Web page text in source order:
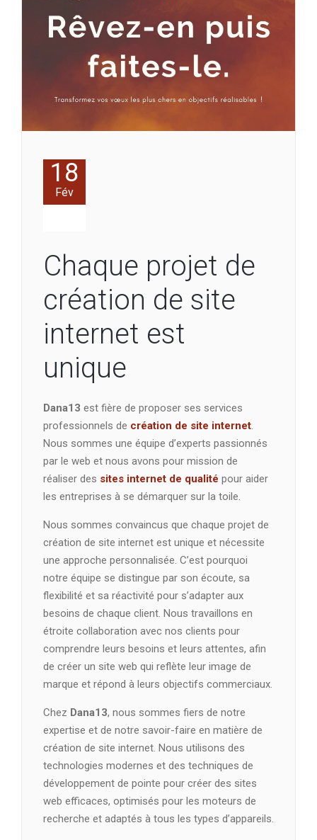
18
Fév
Chaque projet de
création de site
internet est
unique
Dana13 est fière de proposer ses services
professionnels de création de site internet.
Nous sommes une équipe d’experts passionnés
par le web et nous avons pour mission de
réaliser des sites internet de qualité pour aider
les entreprises à se démarquer sur la toile.
Nous sommes convaincus que chaque projet de
création de site internet est unique et nécessite
une approche personnalisée. C’est pourquoi
notre équipe se distingue par son écoute, sa
flexibilité et sa réactivité pour s’adapter aux
besoins de chaque client. Nous travaillons en
étroite collaboration avec nos clients pour
comprendre leurs besoins et leurs attentes, afin
de créer un site web qui reflète leur image de
marque et répond à leurs objectifs commerciaux.
Chez Dana13, nous sommes fiers de notre
expertise et de notre savoir-faire en matière de
création de site internet. Nous utilisons des
technologies modernes et des techniques de
développement de pointe pour créer des sites
web efficaces, optimisés pour les moteurs de
recherche et adaptés à tous les types d’appareils.